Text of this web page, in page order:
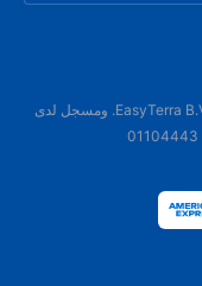
هذا الموقع الإلكتروني مملوك ومدار من قبل شركة EasyTerra B.V. ومسجل لدى